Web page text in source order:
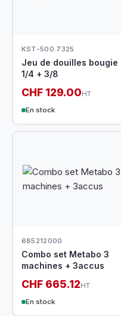
KST-500.7325
Jeu de douilles bougie
1/4 + 3/8
CHF 129.00HT
En stock
685212000
Combo set Metabo 3
machines + 3accus
CHF 665.12HT
En stock